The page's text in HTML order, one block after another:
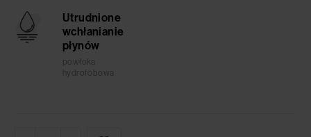
Utrudnione
wchłanianie
płynów
powłoka
hydrofobowa